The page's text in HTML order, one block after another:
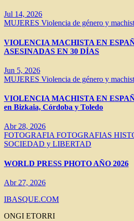
Jul 14, 2026
MUJERES Violencia de género y
VIOLENCIA MACHISTA EN
ASESINADAS EN 30 DÍAS
Jun 5, 2026
MUJERES Violencia de género y
VIOLENCIA MACHISTA EN
en Bizkaia, Córdoba y Toledo
Abr 28, 2026
FOTOGRAFIAFOTOGRAFIAS
SOCIEDAD y LIBERTAD
WORLD PRESS PHOTO AÑO 2026
Abr 27, 2026
IBASQUE.COM
ONGI ETORRI